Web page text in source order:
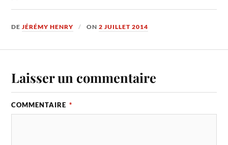
DEJÉRÉMY HENRY ON2 JUILLET 2014
Laisser un commentaire
COMMENTAIRE *